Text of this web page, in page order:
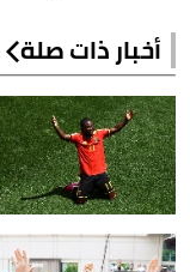
أخبار ذات صلة